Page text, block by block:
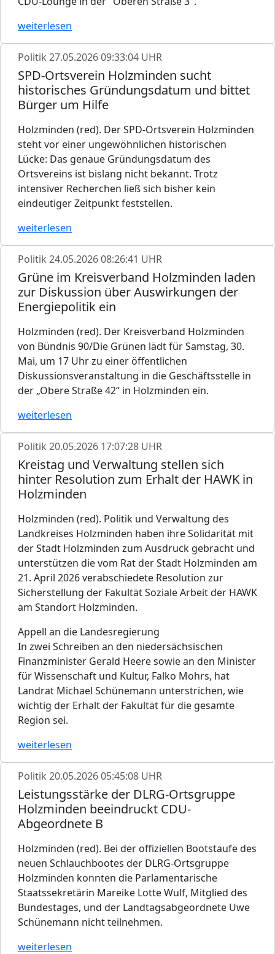
weiterlesen
Politik 27.05.2026 09:33:04 UHR
SPD-Ortsverein Holzminden sucht
historisches Gründungsdatum und bittet
Bürger um Hilfe
Holzminden (red). Der SPD-Ortsverein Holzminden
steht vor einer ungewöhnlichen historischen
Lücke: Das genaue Gründungsdatum des
Ortsvereins ist bislang nicht bekannt. Trotz
intensiver Recherchen ließ sich bisher kein
eindeutiger Zeitpunkt feststellen.
weiterlesen
Politik 24.05.2026 08:26:41 UHR
Grüne im Kreisverband Holzminden laden
zur Diskussion über Auswirkungen der
Energiepolitik ein
Holzminden (red). Der Kreisverband Holzminden
von Bündnis 90/Die Grünen lädt für Samstag, 30.
Mai, um 17 Uhr zu einer öffentlichen
Diskussionsveranstaltung in die Geschäftsstelle in
der „Obere Straße 42“ in Holzminden ein.
weiterlesen
Politik 20.05.2026 17:07:28 UHR
Kreistag und Verwaltung stellen sich
hinter Resolution zum Erhalt der HAWK in
Holzminden
Holzminden (red). Politik und Verwaltung des
Landkreises Holzminden haben ihre Solidarität mit
der Stadt Holzminden zum Ausdruck gebracht und
unterstützen die vom Rat der Stadt Holzminden am
21. April 2026 verabschiedete Resolution zur
Sicherstellung der Fakultät Soziale Arbeit der HAWK
am Standort Holzminden.
Appell an die Landesregierung
In zwei Schreiben an den niedersächsischen
Finanzminister Gerald Heere sowie an den Minister
für Wissenschaft und Kultur, Falko Mohrs, hat
Landrat Michael Schünemann unterstrichen, wie
wichtig der Erhalt der Fakultät für die gesamte
Region sei.
weiterlesen
Politik 20.05.2026 05:45:08 UHR
Leistungsstärke der DLRG-Ortsgruppe
Holzminden beeindruckt CDU-
Abgeordnete B
Holzminden (red). Bei der offiziellen Bootstaufe des
neuen Schlauchbootes der DLRG-Ortsgruppe
Holzminden konnten die Parlamentarische
Staatssekretärin Mareike Lotte Wulf, Mitglied des
Bundestages, und der Landtagsabgeordnete Uwe
Schünemann nicht teilnehmen.
weiterlesen